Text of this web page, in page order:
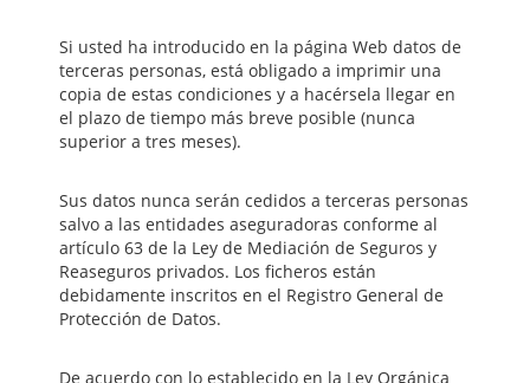
Si usted ha introducido en la página Web datos de
terceras personas, está obligado a imprimir una
copia de estas condiciones y a hacérsela llegar en
el plazo de tiempo más breve posible (nunca
superior a tres meses).
Sus datos nunca serán cedidos a terceras personas
salvo a las entidades aseguradoras conforme al
artículo 63 de la Ley de Mediación de Seguros y
Reaseguros privados. Los ficheros están
debidamente inscritos en el Registro General de
Protección de Datos.
De acuerdo con lo establecido en la Ley Orgánica